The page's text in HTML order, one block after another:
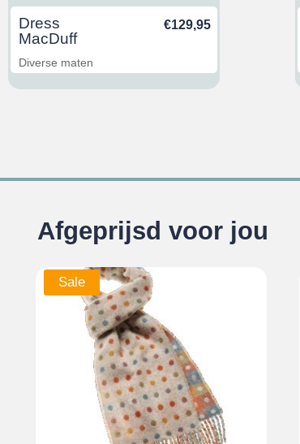
Dress
MacDuff
€129,95
Diverse maten
Afgeprijsd voor jou
Sale